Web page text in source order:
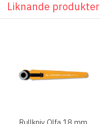
Liknande produkter